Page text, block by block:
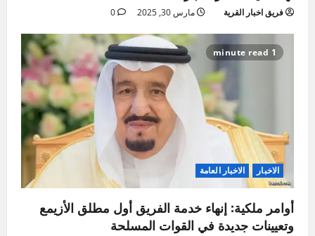
فريق اخبار القرية مارس 30, 2025 0
1 minute read
الاخبار الاخبار العامة
أوامر ملكية: إنهاء خدمة الفريق أول مطلق الأزيمع
وتعيينات جديدة في القوات المسلحة